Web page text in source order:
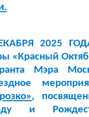
2025
«Красный
Мэра
,
и